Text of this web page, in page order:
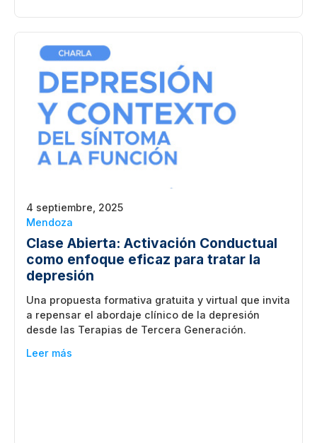
4 septiembre, 2025
Mendoza
Clase Abierta: Activación Conductual
como enfoque eficaz para tratar la
depresión
Una propuesta formativa gratuita y virtual que invita
a repensar el abordaje clínico de la depresión
desde las Terapias de Tercera Generación.
Leer más